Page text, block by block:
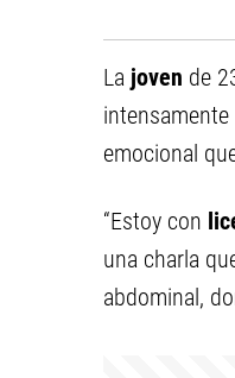
La joven de
emocional
“Estoy con
una charla
abdominal,